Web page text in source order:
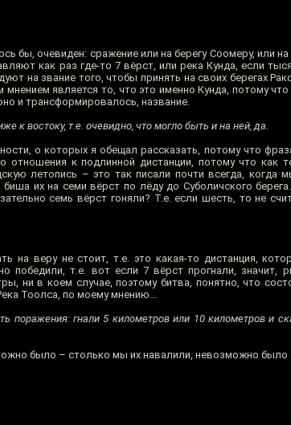
бы, очевиден: сражение или на берегу Соомеру, или
как раз где-то 7 вёрст, или река Кунда, если
на звание того, чтобы принять на своих берегах
является то, что это именно Кунда, потому что
и трансформировалось, название.
к востоку, т.е. очевидно, что могло быть и на ней, да.
о которых я обещал рассказать, потому что
отношения к подлинной дистанции, потому что как
летопись – это так писали почти всегда, когда
их на семи вёрст по лёду до Суболичского
семь вёрст гоняли? Т.е. если шесть, то не
на веру не стоит, т.е. это какая-то дистанция,
победили, т.е. вот если 7 вёрст прогнали, значит,
ни в коем случае, поэтому битва, понятно, что
Тоолса, по моему мнению...
поражения: гнали 5 километров или 10 километров и
было – столько мы их навалили, невозможно было